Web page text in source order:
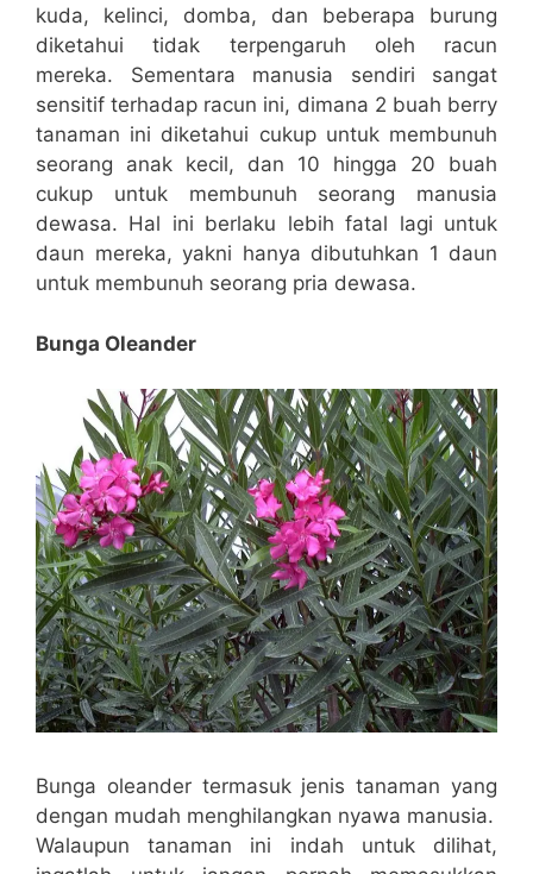
kuda, kelinci, domba, dan beberapa burung
diketahui tidak terpengaruh oleh racun
mereka. Sementara manusia sendiri sangat
sensitif terhadap racun ini, dimana 2 buah berry
tanaman ini diketahui cukup untuk membunuh
seorang anak kecil, dan 10 hingga 20 buah
cukup untuk membunuh seorang manusia
dewasa. Hal ini berlaku lebih fatal lagi untuk
daun mereka, yakni hanya dibutuhkan 1 daun
untuk membunuh seorang pria dewasa.
Bunga Oleander
Bunga oleander termasuk jenis tanaman yang
dengan mudah menghilangkan nyawa manusia.
Walaupun tanaman ini indah untuk dilihat,